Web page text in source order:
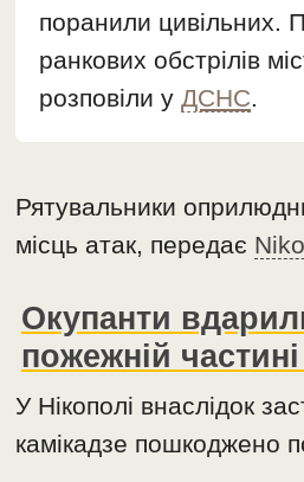
поранили цивільних.
ранкових обстрілів
розповіли уДСНС.
Рятувальники
місць атак, передає
Окупанти
пожежній
У Нікополі внаслідок
камікадзе пошкоджено